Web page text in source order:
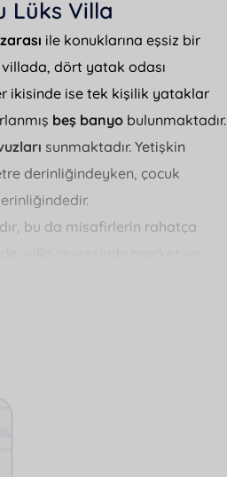
Lüks Villa
ile konuklarına eşsiz bir
dört yatak odası
ikisinde ise tek kişilik yataklar
beş banyo bulunmaktadır.
sunmaktadır. Yetişkin
derinliğindeyken, çocuk
bu da misafirlerin rahatça
metre, restoran ise 1000
konuklarına huzurlu ve konforlu